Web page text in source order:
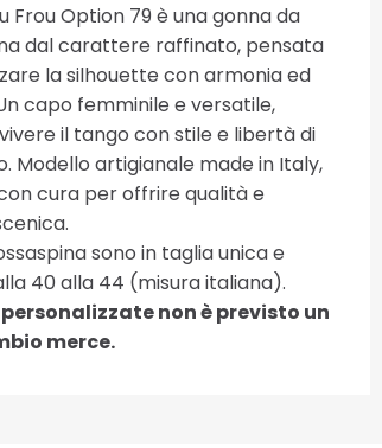
Frou Option 79 è una gonna da
dal carattere raffinato, pensata
la silhouette con armonia ed
capo femminile e versatile,
il tango con stile e libertà di
Modello artigianale made in Italy,
cura per offrire qualità e
sono in taglia unica e
40 alla 44 (misura italiana).
non è previsto un
merce.